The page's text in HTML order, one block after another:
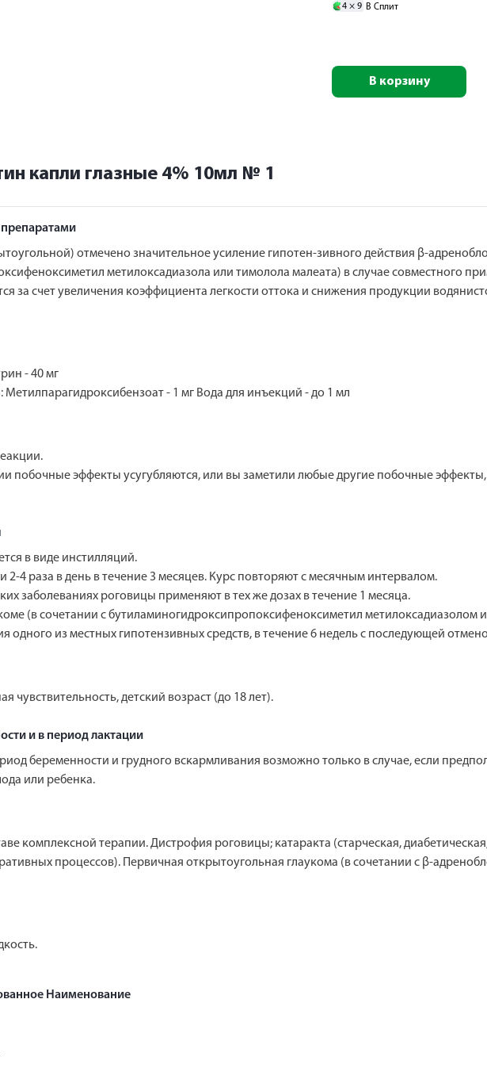
4 × 9 В Сплит
В корзину
капли глазные 4% 10мл № 1
препаратами
отмечено значительное усиление гипотен-зивного действия β-
метилоксадиазола или тимолола малеата) в случае совместного
за счет увеличения коэффициента легкости оттока и снижения продукции
- 40 мг
Метилпарагидроксибензоат - 1 мг Вода для инъекций - до 1 мл
побочные эффекты усугубляются, или вы заметили любые другие побочные
в виде инстилляций.
2-4 раза в день в течение 3 месяцев. Курс повторяют с месячным интервалом.
заболеваниях роговицы применяют в тех же дозах в течение 1 месяца.
(в сочетании с бутиламиногидроксипропоксифеноксиметил метилоксадиазолом
одного из местных гипотензивных средств, в течение 6 недель с последующей
чувствительность, детский возраст (до 18 лет).
и в период лактации
беременности и грудного вскармливания возможно только в случае, если
или ребенка.
комплексной терапии. Дистрофия роговицы; катаракта (старческая,
процессов). Первичная открытоугольная глаукома (в сочетании с β-
Наименование